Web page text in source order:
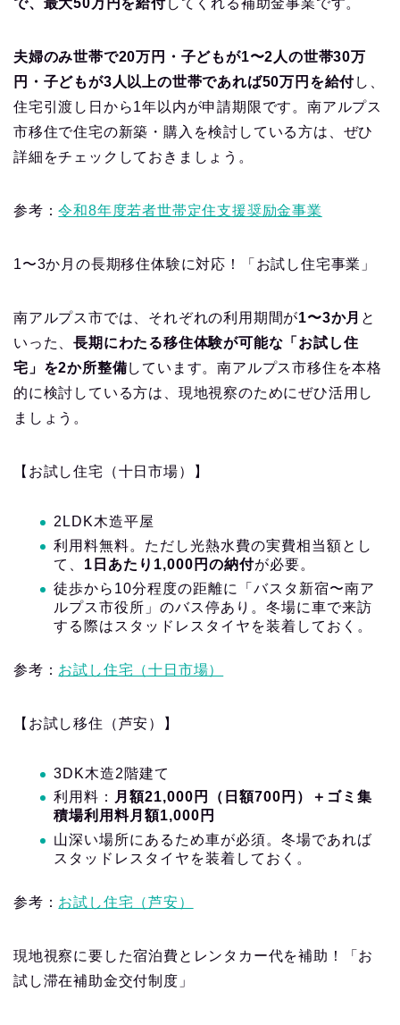
で、最大50万円を給付してくれる補助金事業です。
夫婦のみ世帯で20万円・子どもが1〜2人の世帯30万
円・子どもが3人以上の世帯であれば50万円を給付し、
住宅引渡し日から1年以内が申請期限です。南アルプス
市移住で住宅の新築・購入を検討している方は、ぜひ
詳細をチェックしておきましょう。
参考：令和8年度若者世帯定住支援奨励金事業
1〜3か月の長期移住体験に対応！「お試し住宅事業」
南アルプス市では、それぞれの利用期間が1〜3か月 と
いった、長期にわたる移住体験が可能な「お試し住
宅」を2か所整備しています。南アルプス市移住を本格
的に検討している方は、現地視察のためにぜひ活用し
ましょう。
【お試し住宅（十日市場）】
2LDK木造平屋
利用料無料。ただし光熱水費の実費相当額とし
て、 1日あたり1,000円の納付が必要。
徒歩から10分程度の距離に「バスタ新宿〜南ア
ルプス市役所」のバス停あり。冬場に車で来訪
する際はスタッドレスタイヤを装着しておく。
参考： お試し住宅（十日市場）
【お試し移住（芦安）】
3DK木造2階建て
利用料：
月額21,000円（日額700円）＋ゴミ集
積場利用料月額1,000円
山深い場所にあるため車が必須。冬場であれば
スタッドレスタイヤを装着しておく。
参考： お試し住宅（芦安）
現地視察に要した宿泊費とレンタカー代を補助！「お
試し滞在補助金交付制度」